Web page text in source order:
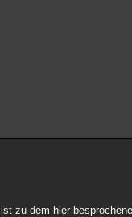
zu dem hier